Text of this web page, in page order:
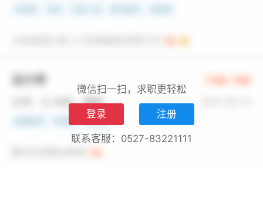
微信扫一扫，求职更轻松
登录 注册
联系客服：0527-83221111